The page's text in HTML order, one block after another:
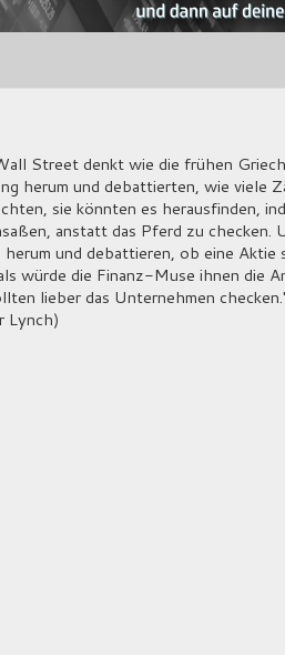
Street denkt wie die frühen
herum und debattierten, wie viele
sie könnten es herausfinden,
anstatt das Pferd zu checken.
und debattieren, ob eine Aktie
würde die Finanz-Muse ihnen die
lieber das Unternehmen
Lynch)